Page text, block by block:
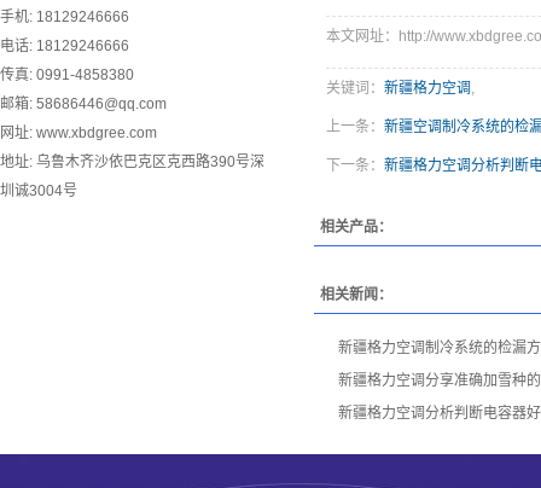
手机: 18129246666
电话: 18129246666
传真: 0991-4858380
邮箱: 58686446@qq.com
网址: www.xbdgree.com
地址: 乌鲁木齐沙依巴克区克西路390号深
圳诚3004号
本文网址：http://
关键词： 新疆格力空调 ,
上一条： 新疆空调制冷系统的检
下一条： 新疆格力空调分析判断
相关产品：
相关新闻：
新疆格力空调制冷系统的检漏
新疆格力空调分享准确加雪种
新疆格力空调分析判断电容器